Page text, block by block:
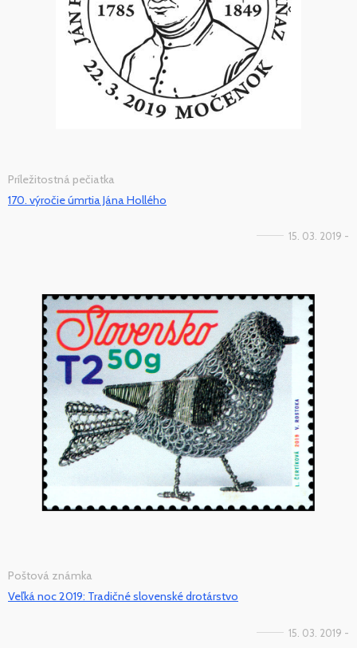
Príležitostná pečiatka
170. výročie úmrtia Jána Hollého
15. 03. 2019 -
Poštová známka
Veľká noc 2019: Tradičné slovenské drotárstvo
15. 03. 2019 -